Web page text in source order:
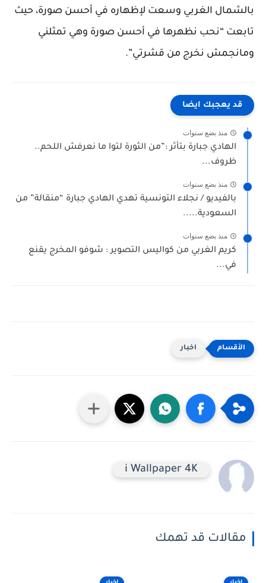
بالشمال الغربي وسعت لإظهاره في أحسن صورة، حيث
تابعت “نحب نظهرها في أحسن صورة وهي تمثلني
ومانجمش نخرج من قشرتي”.
قد يعجبك ايضا
منذ بضع سنوات
الهادي جبارة بتأثر :”من الثورة لتوا ما نعرفش اللحم..
ظروف...
منذ بضع سنوات
بالفيديو / نجلاء التونسية تهدي الهادي جبارة “منقالة” من
السعودية.....
منذ بضع سنوات
كريم الغربي من كواليس التصوير : شوفو المخرج يقنع
في...
اخبار
i Wallpaper 4K
مقالات قد تهمك